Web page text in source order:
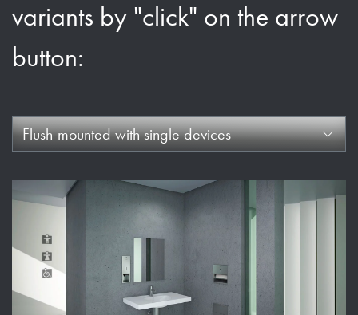
variants by "click" on the arrow
button:
Flush-mounted with single devices